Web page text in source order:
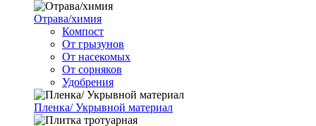
Отрава/химия
Компост
От грызунов
От насекомых
От сорняков
Удобрения
Пленка/ Укрывной материал